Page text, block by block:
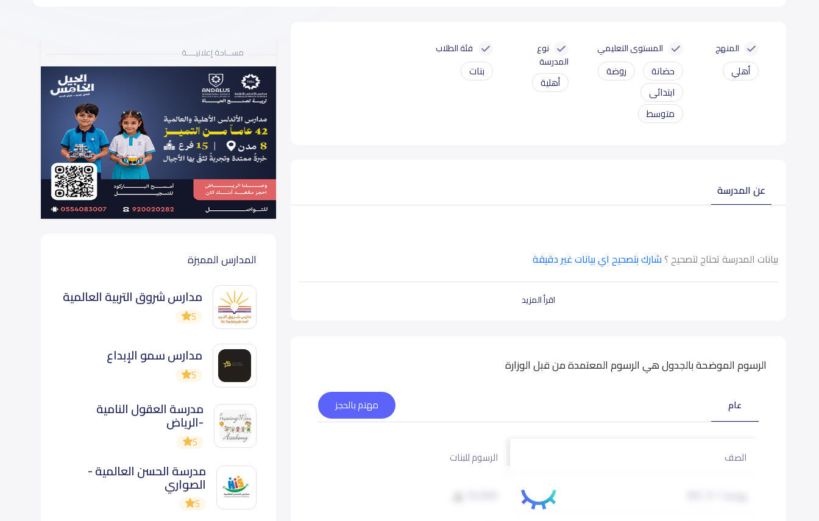
المنهج
أهلي
المستوى التعليمي
حضانة
روضة
ابتدائى
متوسط
نوع
المدرسة
أهلية
فئة الطلاب
بنات
عن المدرسة
اقرأ المزيد
بيانات المدرسة تحتاج لتصحيح ؟شارك بتصحيح اي بيانات غير دقيقة
الرسوم الموضحة بالجدول هي الرسوم المعتمدة من قبل الوزارة
عام مهتم بالحجز
الصف الرسوم للبنات
مســـاحة إعلانيـــــة
المدارس المميزة
مدارس شروق التربية العالمية
5
مدارس سمو الإبداع
5
مدرسة العقول النامية
-الرياض
5
مدرسة الحسن العالمية -
الصواري
5